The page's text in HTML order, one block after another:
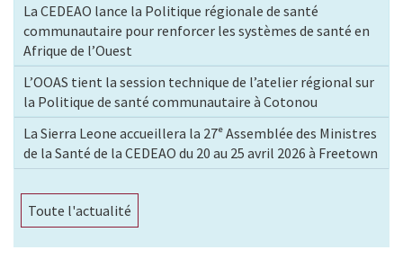
La CEDEAO lance la Politique régionale de santé
communautaire pour renforcer les systèmes de santé en
Afrique de l’Ouest
L’OOAS tient la session technique de l’atelier régional sur
la Politique de santé communautaire à Cotonou
La Sierra Leone accueillera la 27ᵉ Assemblée des Ministres
de la Santé de la CEDEAO du 20 au 25 avril 2026 à Freetown
Toute l'actualité